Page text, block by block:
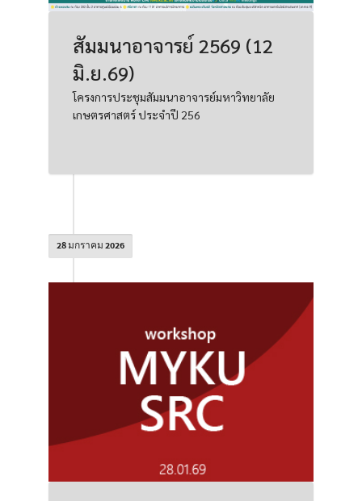
สัมมนาอาจารย์ 2569 (12
มิ.ย.69)
โครงการประชุมสัมมนาอาจารย์มหาวิทยาลัย
เกษตรศาสตร์ ประจำปี 256
28 มกราคม 2026